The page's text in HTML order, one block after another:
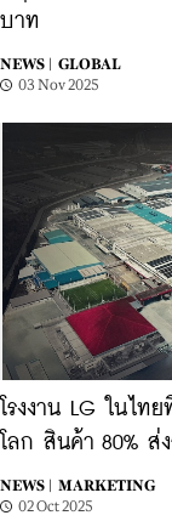
บาท
NEWS |
GLOBAL
03 Nov 2025
โรงงาน LG ในไท
โลก สินค้า 80% ส่
NEWS |
MARKETING
02 Oct 2025